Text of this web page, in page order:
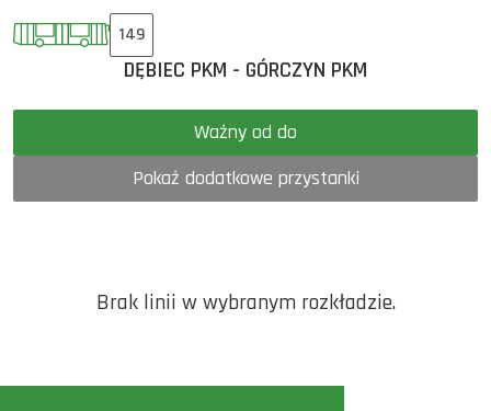
149
DĘBIEC PKM - GÓRCZYN PKM
Ważny od do
Pokaż dodatkowe przystanki
Brak linii w wybranym rozkładzie.